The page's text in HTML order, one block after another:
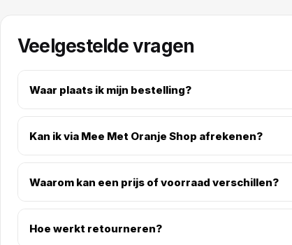
Veelgestelde vragen
Waar plaats ik mijn bestelling?
Kan ik via Mee Met Oranje Shop afrekenen?
Waarom kan een prijs of voorraad verschillen?
Hoe werkt retourneren?